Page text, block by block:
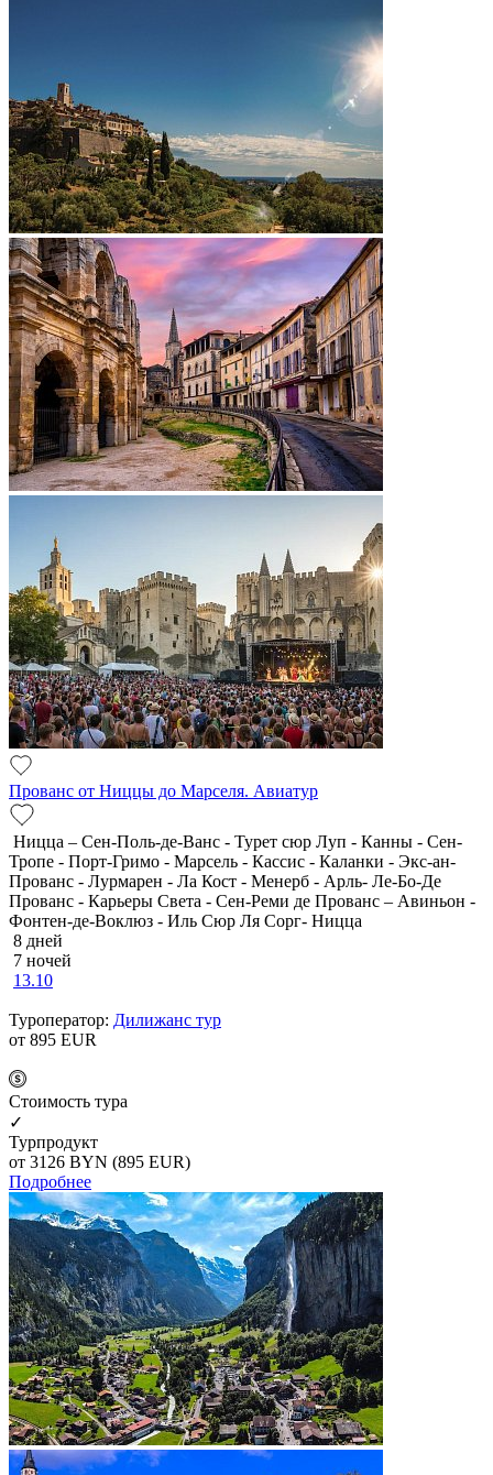
Прованс от Ниццы до Марселя. Авиатур
Ницца – Сен-Поль-де-Ванс - Турет сюр Луп - Канны - Сен-
Тропе - Порт-Гримо - Марсель - Кассис - Каланки - Экс-ан-
Прованс - Лурмарен - Ла Кост - Менерб - Арль- Ле-Бо-Де
Прованс - Карьеры Света - Сен-Реми де Прованс – Авиньон -
Фонтен-де-Воклюз - Иль Сюр Ля Сорг- Ницца
8 дней
7 ночей
13.10
Туроператор: Дилижанс тур
от 895 EUR
Cтоимость тура
✓
Турпродукт
от 3126 BYN (895 EUR)
Подробнее